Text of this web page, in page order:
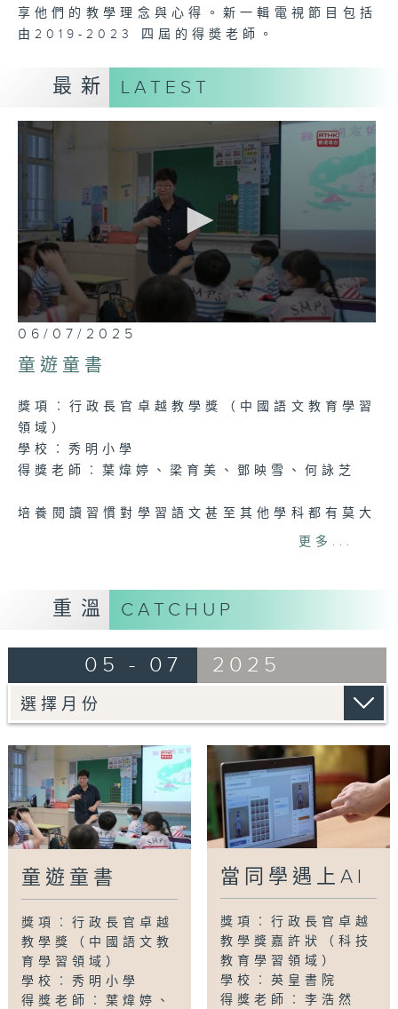
享他們的教學理念與心得。新一輯電視節目包括
由2019-2023 四屆的得奬老師。
最新 LATEST
0
seconds
of
0
06/07/2025
童遊童書
獎項︰行政長官卓越教學獎（中國語文教育學習
領域）
學校︰秀明小學
得獎老師︰葉煒婷、梁育美、鄧映雪、何詠芝
培養閱讀習慣對學習語文甚至其他學科都有莫大
的幫助，有研究指出小朋友自小培養閱讀習慣，
由2011年開始，嘗試將童書引入常規課程之
中，實行「以童書提升語文素養，啟迪思維培育
時至今日，童書課在校內已推行了已超過10年，
校方亦加入很多具特色的活動，例如跨課程閱
讀、學生漂書活動、童書遊學團等等。學生明顯
提升了主動學習和表達的自信，老師在教學上亦
樂在其中。而課堂上傳統的師生關係也發生微妙
改變，由單向傳授逐漸轉變為平等分享知識，學
習又何須只有「教」與「學」？
Tag: 卓越教室,行政長官卓越教學獎,中國語文
教育學習領域 ,秀明小學 童遊童書
更多...
重溫 CATCHUP
05 - 07 2025
童遊童書
獎項︰行政長官卓越
教學獎（中國語文教
育學習領域）
學校︰秀明小學
得獎老師︰葉煒婷、
當同學遇上AI
獎項︰行政長官卓越
教學獎嘉許狀（科技
教育學習領域）
學校︰英皇書院
得獎老師︰李浩然